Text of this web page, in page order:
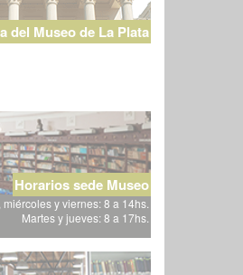
del Museo de La Plata
Horarios sede Museo
miércoles y viernes: 8 a 14hs.
Martes y jueves: 8 a 17hs.